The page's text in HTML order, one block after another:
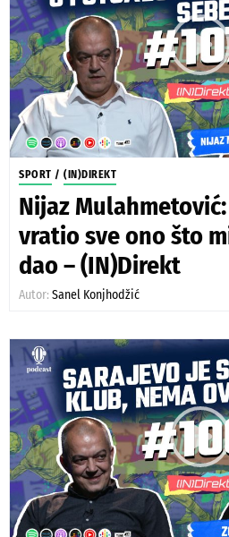
SPORT / (IN)DIREKT
Nijaz
vratio sve ono što
dao – (IN)Direkt
Autor: Sanel Konjhodžić